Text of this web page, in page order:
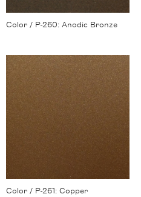
Color / P-260: Anodic Bronze
Color / P-261: Copper